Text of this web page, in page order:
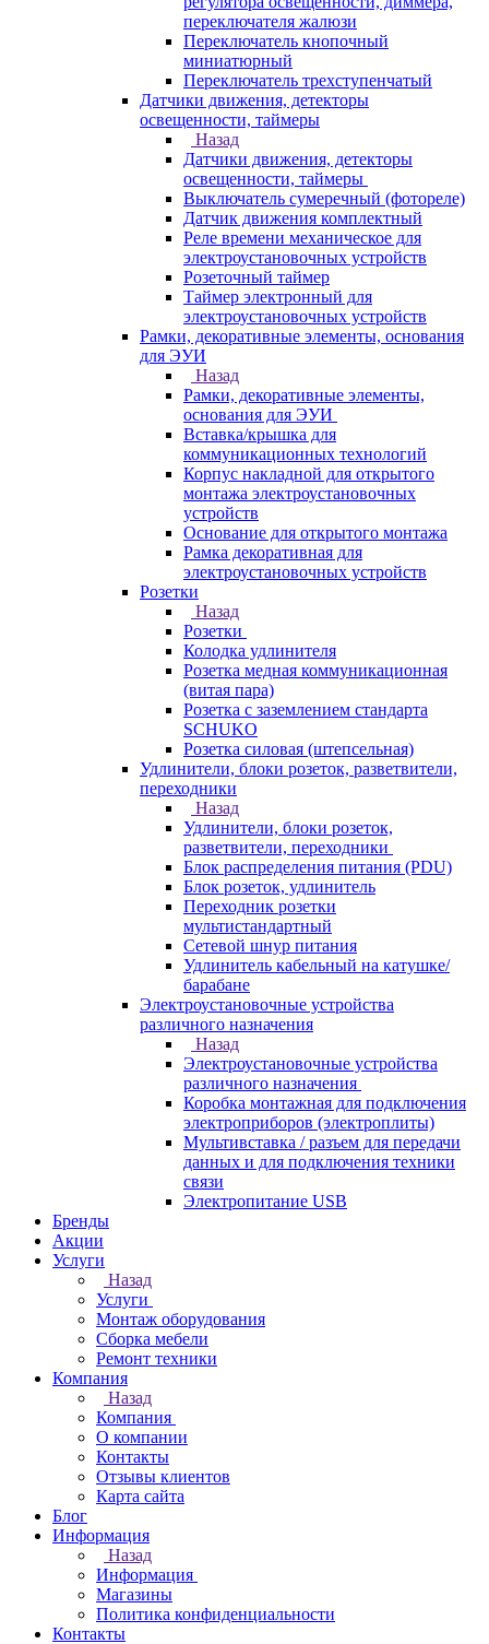
переключателя жалюзи
Переключатель кнопочный
миниатюрный
Переключатель трехступенчатый
Датчики движения, детекторы
освещенности, таймеры
Назад
Датчики движения, детекторы
освещенности, таймеры
Выключатель сумеречный (фотореле)
Датчик движения комплектный
Реле времени механическое для
электроустановочных устройств
Розеточный таймер
Таймер электронный для
электроустановочных устройств
Рамки, декоративные элементы, основания
для ЭУИ
Назад
Рамки, декоративные элементы,
основания для ЭУИ
Вставка/крышка для
коммуникационных технологий
Корпус накладной для открытого
монтажа электроустановочных
устройств
Основание для открытого монтажа
Рамка декоративная для
электроустановочных устройств
Розетки
Назад
Розетки
Колодка удлинителя
Розетка медная коммуникационная
(витая пара)
Розетка с заземлением стандарта
SCHUKO
Розетка силовая (штепсельная)
Удлинители, блоки розеток, разветвители,
переходники
Назад
Удлинители, блоки розеток,
разветвители, переходники
Блок распределения питания (PDU)
Блок розеток, удлинитель
Переходник розетки
мультистандартный
Сетевой шнур питания
Удлинитель кабельный на катушке/
барабане
Электроустановочные устройства
различного назначения
Назад
Электроустановочные устройства
различного назначения
Коробка монтажная для подключения
электроприборов (электроплиты)
Мультивставка / разъем для передачи
данных и для подключения техники
связи
Электропитание USB
Бренды
Акции
Услуги
Назад
Услуги
Монтаж оборудования
Сборка мебели
Ремонт техники
Компания
Назад
Компания
О компании
Контакты
Отзывы клиентов
Карта сайта
Блог
Информация
Назад
Информация
Магазины
Политика конфиденциальности
Контакты